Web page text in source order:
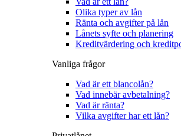
Olika typer av lån
Ränta och avgifter på lån
Lånets syfte och planering
Kreditvärdering och
Vanliga frågor
Vad är ett blancolån?
Vad innebär avbetalning?
Vad är ränta?
Vilka avgifter har ett lån?